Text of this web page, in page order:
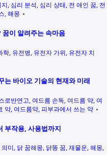
심리 분석 심리 상태 전 애인 꿈 전
해몽
꿈이 알려주는 속마음
학 유전병 유전자 가위 유전자 치
는 바이오 기술의 현재와 미래
로반연고 여드름 손독 여드름 약 여
약 여드름약 피부과에서 쓰는 약
부작용, 사용법까지
의미 닭 꿈해몽 닭똥 꿈 재물운 해몽